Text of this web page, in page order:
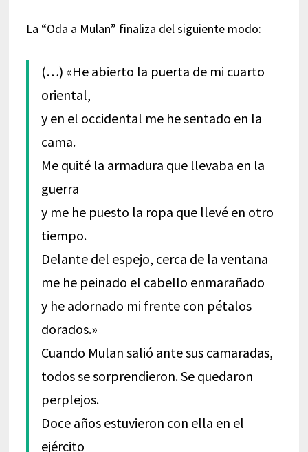
La “Oda a Mulan” finaliza del siguiente modo:
(…) «He abierto la puerta de mi cuarto
oriental,
y en el occidental me he sentado en la
cama.
Me quité la armadura que llevaba en la
guerra
y me he puesto la ropa que llevé en otro
tiempo.
Delante del espejo, cerca de la ventana
me he peinado el cabello enmarañado
y he adornado mi frente con pétalos
dorados.»
Cuando Mulan salió ante sus camaradas,
todos se sorprendieron. Se quedaron
perplejos.
Doce años estuvieron con ella en el
ejército